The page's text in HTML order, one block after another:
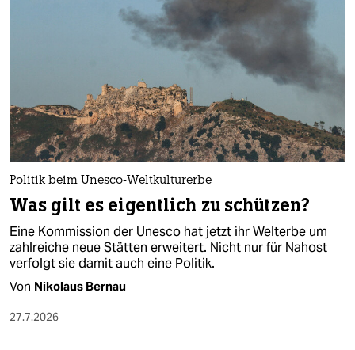
Politik beim Unesco-Weltkulturerbe
Was gilt es eigentlich zu schützen?
Eine Kommission der Unesco hat jetzt ihr Welterbe um
zahlreiche neue Stätten erweitert. Nicht nur für Nahost
verfolgt sie damit auch eine Politik.
Von Nikolaus Bernau
27.7.2026